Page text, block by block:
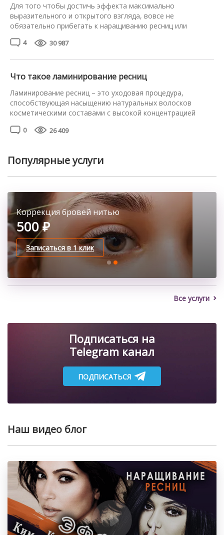
Для того чтобы достичь эффекта максимально
выразительного и открытого взгляда, вовсе не
обязательно прибегать к наращиванию ресниц или
наносить в три слоя разрекламированную тушь.
Зрительно их удлинить, сделать более пушистыми,
деталях и продемонстрируем результат на фото. Что
4 30 987
Что такое ламинирование ресниц
Ламинирование ресниц – это уходовая процедура,
способствующая насыщению натуральных волосков
косметическими составами с высокой концентрацией
использования реснички выглядят более густыми и
Использование метода ламинирования ресниц даёт
0 26 409
Популярные услуги
Классическое наращивание ресниц
2100 ₽
Записаться в 1 клик
Коррекция бровей нитью
500 ₽
Записаться в 1 клик
Все услуги
Подписаться на
Telegram канал
ПОДПИСАТЬСЯ
Наш видео блог